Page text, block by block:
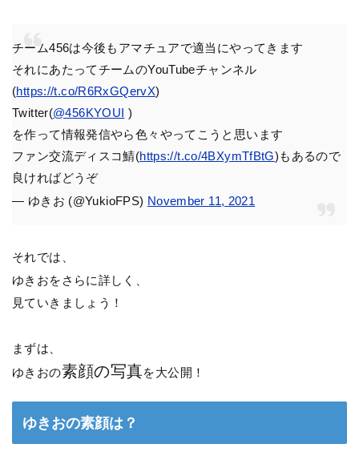
チーム456は今後もアマチュアで適当にやってきます
それにあたってチームのYouTubeチャンネル
(https://t.co/R6RxGQervX)
Twitter(@456KYOUI )
を作って情報発信やら色々やってこうと思います
ファン交流ディスコ鯖(https://t.co/4BXymTfBtG)もあるので
良ければどうぞ
— ゆきお (@YukioFPS) November 11, 2021
それでは、
ゆきおをさらに詳しく、
見ていきましょう！
まずは、
ゆきおの素顔の写真を大公開！
ゆきおの素顔は？